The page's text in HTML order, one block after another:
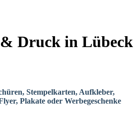
Druck in Lübeck
Stempelkarten, Aufkleber,
Plakate oder Werbegeschenke